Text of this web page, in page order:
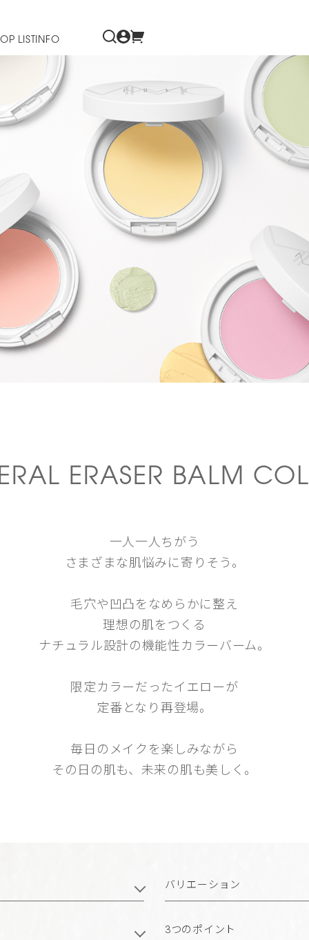
LIST INFO
ERASER BALM
一人一人ちがう
さまざまな肌悩みに寄りそう。
毛穴や凹凸をなめらかに整え
理想の肌をつくる
ナチュラル設計の機能性カラーバーム。
限定カラーだったイエローが
定番となり再登場。
毎日のメイクを楽しみながら
その日の肌も、未来の肌も美しく。
バリエーション
3つのポイント